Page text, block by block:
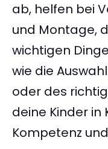
ab, helfen bei
und Montage,
wichtigen
wie die
oder des
deine Kinder in
Kompetenz